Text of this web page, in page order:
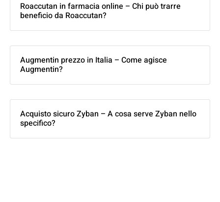
Roaccutan in farmacia online – Chi può trarre
beneficio da Roaccutan?
Augmentin prezzo in Italia – Come agisce
Augmentin?
Acquisto sicuro Zyban – A cosa serve Zyban nello
specifico?